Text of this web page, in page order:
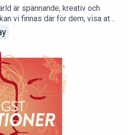
är spännande, kreativ och
vi finnas där för dem, visa att
hur kan vi förhålla oss till att vi
förstår? Följ med in när Victoria
massor av bra tips och